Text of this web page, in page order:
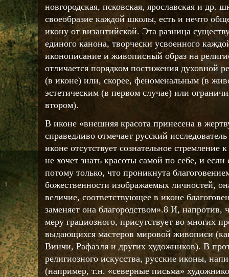
новгородская, псковская, ярославская и др.
своеобразие каждой школы, есть и нечто
икону от византийской. Эта разница
единого канона, творчески усвоенного
иконописание и живописный образ на
отличается порядком постижения духовной
(в иконе) или, скорее, феноменальным (в
эстетическим (в первом случае) или
втором).
В иконе «внешняя красота принесена в
справедливо отмечает русский
иконе отсутствует сознательное стремление
не хочет знать красоты самой по себе, и если
потому только, что проникнута
божественности изображаемых личностей,
величие, соответствующее в иконе
заменяет она благородством».8 И, напротив,
меру грациозного, присутствует во многих
выдающихся мастеров мировой живописи
Винчи, Рафаэля и других художников). В
религиозного искусства, русские иконы,
(например, т.н. «северные письма»